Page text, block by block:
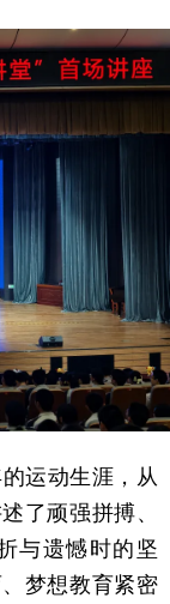
运动生涯，从
了顽强拼搏、
与遗憾时的坚
梦想教育紧密